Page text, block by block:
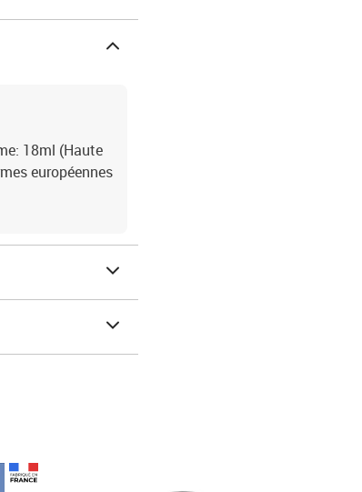
18ml (Haute
européennes